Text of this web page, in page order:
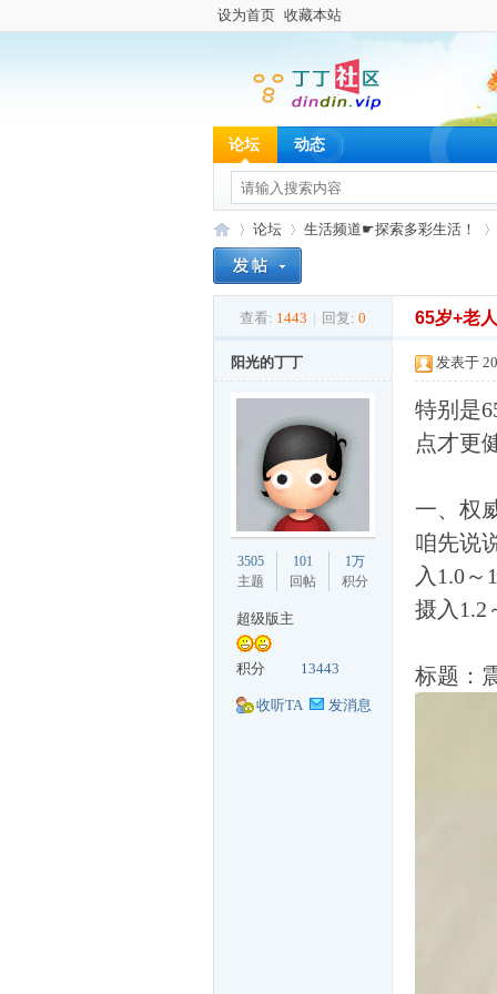
设为首页 收藏本站
论坛 动态
论坛
›
生活频道☛探索多彩生活！
›
查看: 1443 | 回复: 0 65岁+老
阳光的丁丁
3505
主题
101
回帖
1万
积分
超级版主
积分 13443
收听TA 发消息
发表于
特别是
点才更
一、权
咱先说
入1.0
摄入1.2
标题：